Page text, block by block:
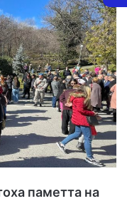
паметта на